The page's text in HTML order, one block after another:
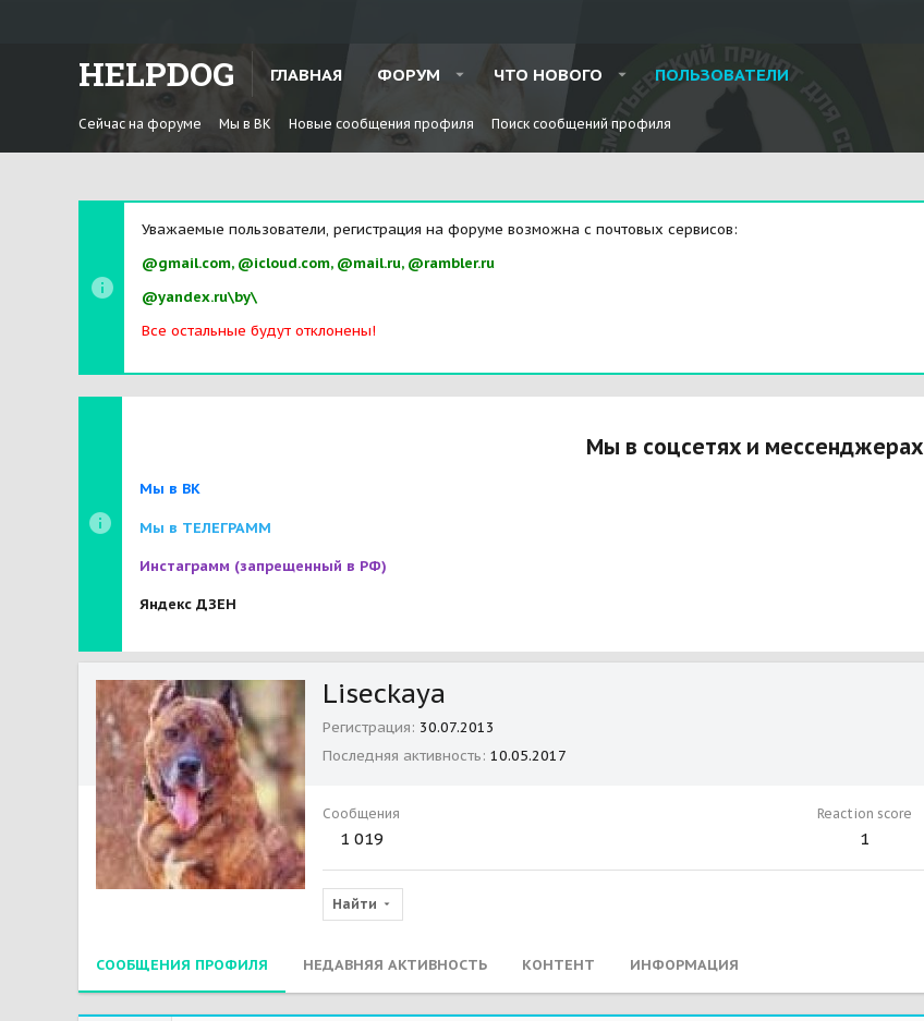
HELPDOG ГЛАВНАЯ ФОРУМ ЧТО НОВОГО ПОЛЬЗОВАТЕЛИ
Сейчас на форуме Мы в ВК Новые сообщения профиля Поиск сообщений профиля
Уважаемые пользователи, регистрация на форуме возможна с почтовых сервисов:
@gmail.com, @icloud.com, @mail.ru, @rambler.ru
@yandex.ru\by\
Все остальные будут отклонены!
Мы в соцсетях и мессенджерах
Мы в ВК
Мы в ТЕЛЕГРАММ
Инстаграмм (запрещенный в РФ)
Яндекс ДЗЕН
Liseckaya
Регистрация 30.07.2013
Последняя активность 10.05.2017
Сообщения
1 019
Reaction score
1
Найти
СООБЩЕНИЯ ПРОФИЛЯ НЕДАВНЯЯ АКТИВНОСТЬ КОНТЕНТ ИНФОРМАЦИЯ